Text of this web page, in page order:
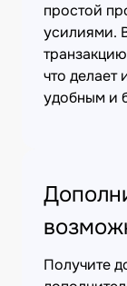
простой
усилиями.
что делает
удобным и
Получите